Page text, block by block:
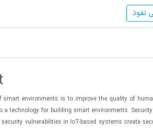
نفوذ
smart environments is to improve the quality of
a technology for building smart environments.
vulnerabilities in IoT-based systems create